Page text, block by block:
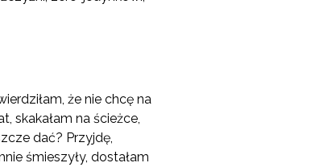
że nie chcę na
skakałam na ścieżce,
dać? Przyjdę,
śmieszyły, dostałam